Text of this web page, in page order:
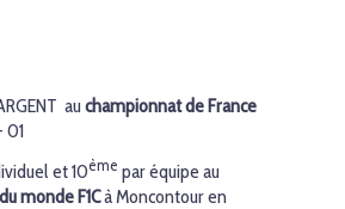
au championnat de France
01
et 10ème par équipe au
monde F1Cà Moncontour en